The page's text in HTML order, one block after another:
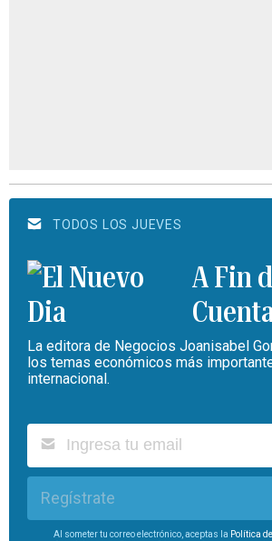
TODOS LOS JUEVES
A Fin
La editora de Negocios Joanisabel
los temas económicos más
internacional.
Regístrate
Al someter tu correo electrónico, aceptas la Política